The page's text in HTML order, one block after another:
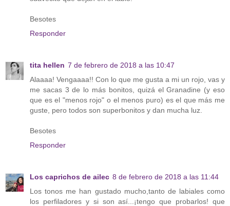
Besotes
Responder
tita hellen 7 de febrero de 2018 a las 10:47
Alaaaa! Vengaaaa!! Con lo que me gusta a mi un rojo, vas y
me sacas 3 de lo más bonitos, quizá el Granadine (y eso
que es el "menos rojo" o el menos puro) es el que más me
guste, pero todos son superbonitos y dan mucha luz.
Besotes
Responder
Los caprichos de ailec 8 de febrero de 2018 a las 11:44
Los tonos me han gustado mucho,tanto de labiales como
los perfiladores y si son así...¡tengo que probarlos! que